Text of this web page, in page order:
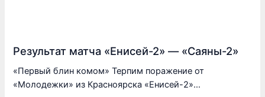
Результат матча «Енисей-2» — «Саяны-2»
«Первый блин комом» Терпим поражение от
«Молодежки» из Красноярска «Енисей-2»…